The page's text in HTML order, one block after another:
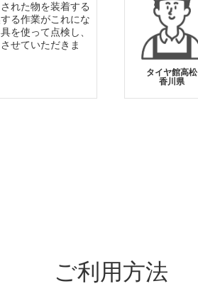
れた物を装着する
る作業がこれにな
を使って点検し、
せていただきま
タイヤ館高松
香川県
ご利用方法